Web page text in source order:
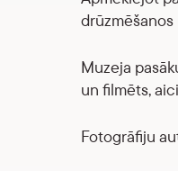
Muzeja
un filmēts,
Fotogrāfiju